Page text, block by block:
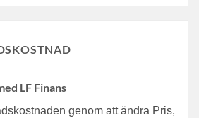
LF Finans
genom att ändra Pris,